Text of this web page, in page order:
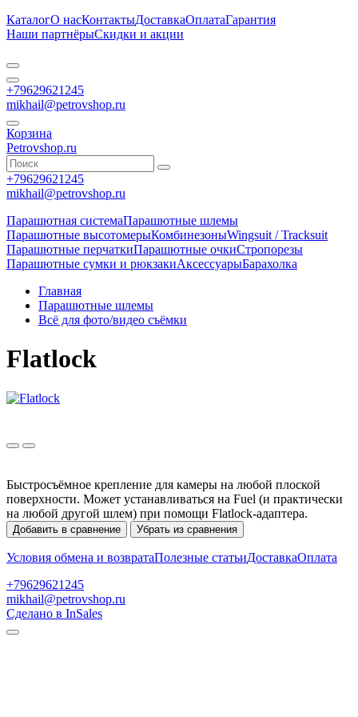
КаталогО насКонтактыДоставкаОплатаГарантия
Наши партнёрыСкидки и акции
+79629621245
mikhail@petrovshop.ru
Корзина
Petrovshop.ru
+79629621245
mikhail@petrovshop.ru
Парашютная системаПарашютные шлемы
Парашютные высотомерыКомбинезоныWingsuit / Tracksuit
Парашютные перчаткиПарашютные очкиСтропорезы
Парашютные сумки и рюкзакиАксессуарыБарахолка
Главная
Парашютные шлемы
Всё для фото/видео съёмки
Flatlock
Быстросъёмное крепление для камеры на любой плоской
поверхности. Может устанавливаться на Fuel (и практически
на любой другой шлем) при помощи Flatlock-адаптера.
Добавить в сравнение Убрать из сравнения
Условия обмена и возвратаПолезные статьиДоставкаОплата
+79629621245
mikhail@petrovshop.ru
Сделано в InSales